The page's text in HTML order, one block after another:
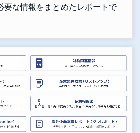
要な情報をまとめたレポートで